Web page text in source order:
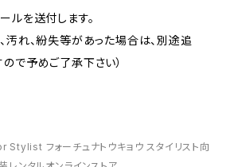
ルを送付します。
汚れ、紛失等があった場合は、別途追
で予めご了承下さい）
フォーチュナトウキョウ スタイリスト向